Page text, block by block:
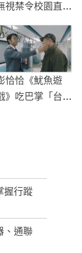
視禁令校園直播
被控私拿感謝狀
涉竊盜罪
恰恰《魷魚遊
》吃巴掌「台版
握行蹤
、通聯